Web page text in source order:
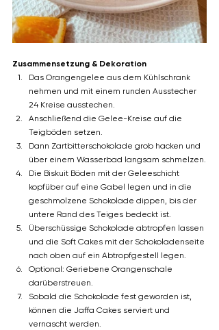
Zusammensetzung & Dekoration
Das Orangengelee aus dem Kühlschrank
nehmen und mit einem runden Ausstecher
24 Kreise ausstechen.
Anschließend die Gelee-Kreise auf die
Teigböden setzen.
Dann Zartbitterschokolade grob hacken und
über einem Wasserbad langsam schmelzen.
Die Biskuit Böden mit der Geleeschicht
kopfüber auf eine Gabel legen und in die
geschmolzene Schokolade dippen, bis der
untere Rand des Teiges bedeckt ist.
Überschüssige Schokolade abtropfen lassen
und die Soft Cakes mit der Schokoladenseite
nach oben auf ein Abtropfgestell legen.
Optional: Geriebene Orangenschale
darüberstreuen.
Sobald die Schokolade fest geworden ist,
können die Jaffa Cakes serviert und
vernascht werden.